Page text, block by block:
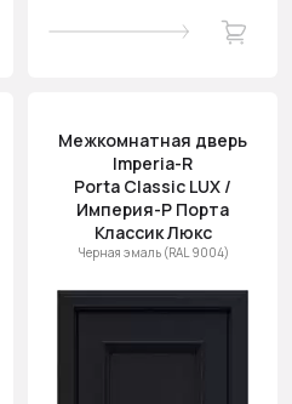
Межкомнатная дверь
Imperia-R
Porta Classic LUX /
Империя-Р Порта
Классик Люкс
Черная эмаль (RAL 9004)